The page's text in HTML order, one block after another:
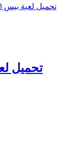
تحميل لعبة بيس 2023 للأندرويد | شرحها بالتفصيل ورابط التحميل